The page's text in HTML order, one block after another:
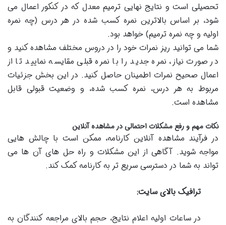
تحصیلی است و نتایج نهایی ترمیم معدل که در کنکور اعمال می
شود، بر اساس بالاترین نمره کسب شده در هر درس (چه نمره
اولیه و چه نمره ترمیم) خواهد بود.
شما می توانید ریز نمرات خود را در دروس مختلف مشاهده کنید و
در صورت نیاز، نمره جدید را با نمره قبلی مقایسه نمایید تا از
اعمال صحیح نمرات اطمینان حاصل کنید. در این بخش جزئیات
مربوط به هر درس، نمره کسب شده، و وضعیت قبولی قابل
مشاهده است.
نکات مهم و رفع مشکلات احتمالی در مشاهده آنلاین
در فرآیند مشاهده آنلاین کارنامه، ممکن است با چالش هایی
مواجه شوید. آگاهی از این مشکلات و راه حل های آن ها می
تواند به شما در دسترسی سریع تر به کارنامه کمک کند.
ترافیک بالای سایت:
در ساعات اولیه اعلام نتایج، حجم بالای مراجعه کنندگان به